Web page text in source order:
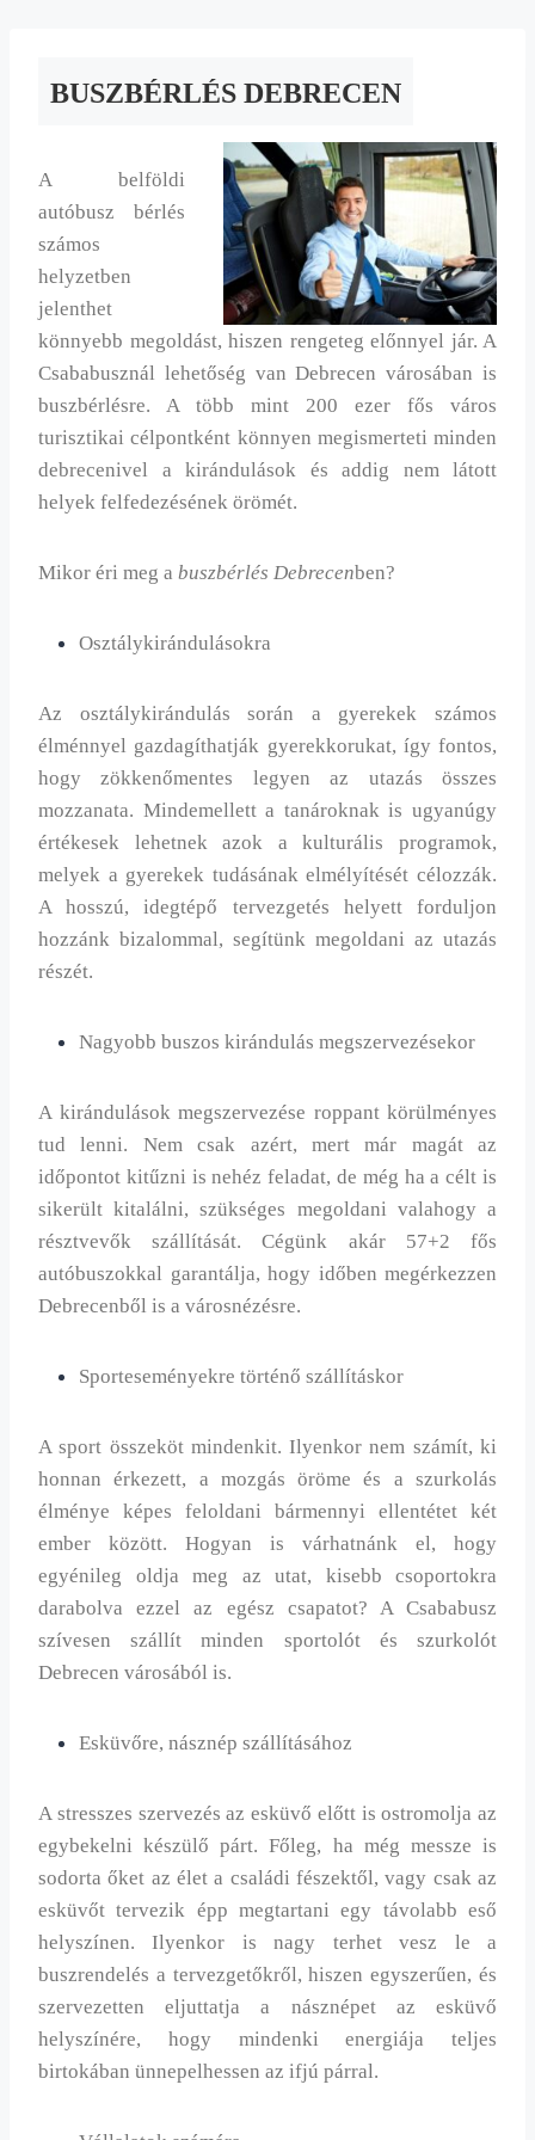
BUSZBÉRLÉS DEBRECEN
A belföldi
autóbusz bérlés
számos
helyzetben
jelenthet
könnyebb megoldást, hiszen rengeteg előnnyel jár. A
Csababusznál lehetőség van Debrecen városában is
buszbérlésre. A több mint 200 ezer fős város
turisztikai célpontként könnyen megismerteti minden
debrecenivel a kirándulások és addig nem látott
helyek felfedezésének örömét.
Mikor éri meg a buszbérlés Debrecenben?
Osztálykirándulásokra
Az osztálykirándulás során a gyerekek számos
élménnyel gazdagíthatják gyerekkorukat, így fontos,
hogy zökkenőmentes legyen az utazás összes
mozzanata. Mindemellett a tanároknak is ugyanúgy
értékesek lehetnek azok a kulturális programok,
melyek a gyerekek tudásának elmélyítését célozzák.
A hosszú, idegtépő tervezgetés helyett forduljon
hozzánk bizalommal, segítünk megoldani az utazás
részét.
Nagyobb buszos kirándulás megszervezésekor
A kirándulások megszervezése roppant körülményes
tud lenni. Nem csak azért, mert már magát az
időpontot kitűzni is nehéz feladat, de még ha a célt is
sikerült kitalálni, szükséges megoldani valahogy a
résztvevők szállítását. Cégünk akár 57+2 fős
autóbuszokkal garantálja, hogy időben megérkezzen
Debrecenből is a városnézésre.
Sporteseményekre történő szállításkor
A sport összeköt mindenkit. Ilyenkor nem számít, ki
honnan érkezett, a mozgás öröme és a szurkolás
élménye képes feloldani bármennyi ellentétet két
ember között. Hogyan is várhatnánk el, hogy
egyénileg oldja meg az utat, kisebb csoportokra
darabolva ezzel az egész csapatot? A Csababusz
szívesen szállít minden sportolót és szurkolót
Debrecen városából is.
Esküvőre, násznép szállításához
A stresszes szervezés az esküvő előtt is ostromolja az
egybekelni készülő párt. Főleg, ha még messze is
sodorta őket az élet a családi fészektől, vagy csak az
esküvőt tervezik épp megtartani egy távolabb eső
helyszínen. Ilyenkor is nagy terhet vesz le a
buszrendelés a tervezgetőkről, hiszen egyszerűen, és
szervezetten eljuttatja a násznépet az esküvő
helyszínére, hogy mindenki energiája teljes
birtokában ünnepelhessen az ifjú párral.